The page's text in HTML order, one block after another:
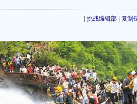
挑战编辑部 复制